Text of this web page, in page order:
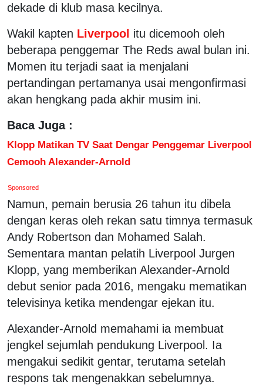
dekade di klub masa kecilnya.
Wakil kapten Liverpool itu dicemooh oleh
beberapa penggemar The Reds awal bulan ini.
Momen itu terjadi saat ia menjalani
pertandingan pertamanya usai mengonfirmasi
akan hengkang pada akhir musim ini.
Baca Juga :
Klopp Matikan TV Saat Dengar Penggemar Liverpool
Cemooh Alexander-Arnold
Sponsored
Namun, pemain berusia 26 tahun itu dibela
dengan keras oleh rekan satu timnya termasuk
Andy Robertson dan Mohamed Salah.
Sementara mantan pelatih Liverpool Jurgen
Klopp, yang memberikan Alexander-Arnold
debut senior pada 2016, mengaku mematikan
televisinya ketika mendengar ejekan itu.
Alexander-Arnold memahami ia membuat
jengkel sejumlah pendukung Liverpool. Ia
mengakui sedikit gentar, terutama setelah
respons tak mengenakkan sebelumnya.